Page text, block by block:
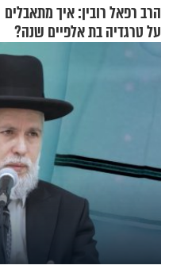
הרב רפאל רובין: איך מתאבלים
על טרגדיה בת אלפיים שנה?